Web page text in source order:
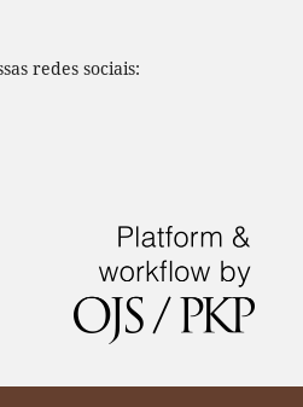
redes sociais: